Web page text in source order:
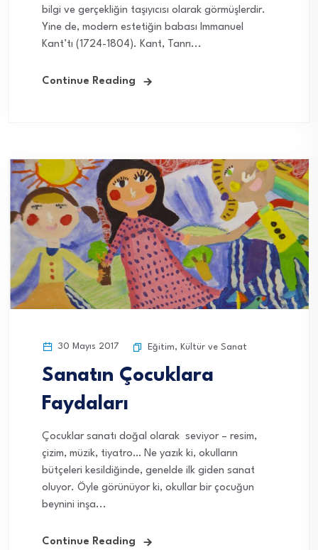
bilgi ve gerçekliğin taşıyıcısı olarak görmüşlerdir.
Yine de, modern estetiğin babası Immanuel
Kant’tı (1724-1804). Kant, Tanrı...
Continue Reading
30 Mayıs 2017 Eğitim, Kültür ve Sanat
Sanatın Çocuklara
Faydaları
Çocuklar sanatı doğal olarak seviyor – resim,
çizim, müzik, tiyatro… Ne yazık ki, okulların
bütçeleri kesildiğinde, genelde ilk giden sanat
oluyor. Öyle görünüyor ki, okullar bir çocuğun
beynini inşa...
Continue Reading